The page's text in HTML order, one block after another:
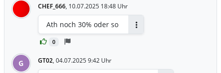
CHEF_666, 10.07.2025 18:48 Uhr
0
Ath noch 30% oder so
G GT02, 04.07.2025 9:42 Uhr